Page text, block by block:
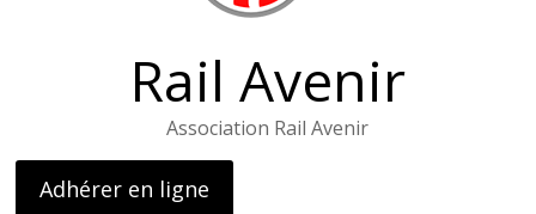
Rail Avenir
Association Rail Avenir
Adhérer en ligne